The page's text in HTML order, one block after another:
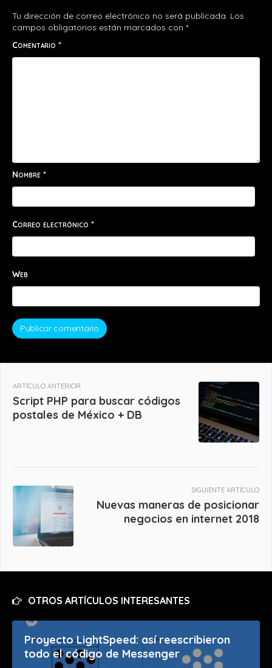
Tu dirección de correo electrónico no será publicada. Los
campos obligatorios están marcados con *
Comentario *
Nombre *
Correo electrónico *
Web
ARTÍCULO ANTERIOR
Script PHP para buscar códigos
postales de México + DB
SIGUIENTE ARTÍCULO
Nuevas maneras de posicionar
negocios en internet 2018
OTROS ARTÍCULOS INTERESANTES
Proyecto LightSpeed: así reescribieron
todo el código de Messenger